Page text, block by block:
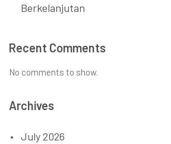
Berkelanjutan
Recent Comments
No comments to show.
Archives
July 2026